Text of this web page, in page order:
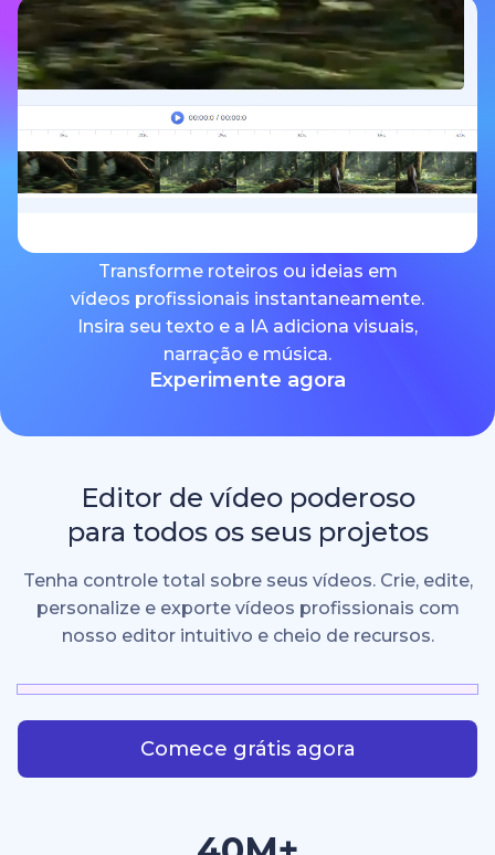
Transforme roteiros ou ideias em
vídeos profissionais instantaneamente.
Insira seu texto e a IA adiciona visuais,
narração e música.
Experimente agora
Editor de vídeo poderoso
para todos os seus projetos
Tenha controle total sobre seus vídeos. Crie, edite,
personalize e exporte vídeos profissionais com
nosso editor intuitivo e cheio de recursos.
Comece grátis agora